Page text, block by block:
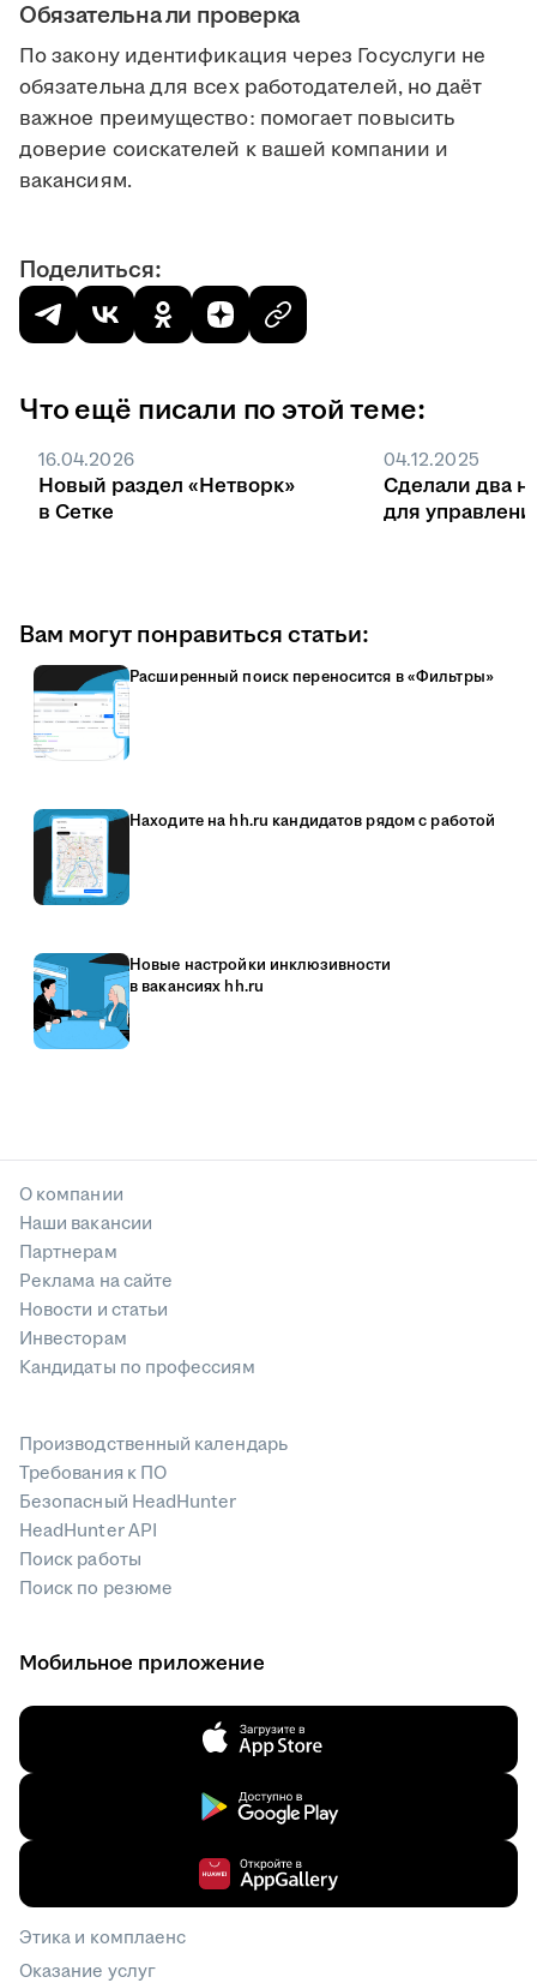
Обязательна ли проверка
По закону идентификация через Госуслуги не
обязательна для всех работодателей, но даёт
важное преимущество: помогает повысить
доверие соискателей к вашей компании и
вакансиям.
Поделиться:
Что ещё писали по этой теме:
16.04.2026
Новый раздел «Нетворк»
в Сетке
04.12.2025
Сделали два
для
Вам могут понравиться статьи:
Расширенный поиск переносится в «Фильтры»
Находите на hh.ru кандидатов рядом с работой
Новые настройки инклюзивности
в вакансиях hh.ru
О компании
Наши вакансии
Партнерам
Реклама на сайте
Новости и статьи
Инвесторам
Кандидаты по профессиям
Производственный календарь
Требования к ПО
Безопасный HeadHunter
HeadHunter API
Поиск работы
Поиск по резюме
Мобильное приложение
Этика и комплаенс
Оказание услуг